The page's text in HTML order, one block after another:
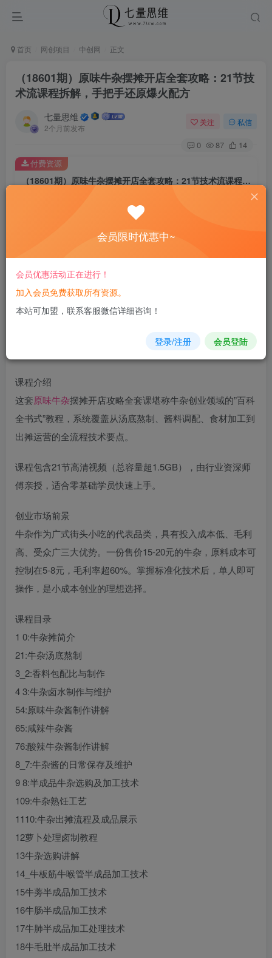
首页 网创项目 中创网 正文
（18601期）原味牛杂摆摊开店全套攻略：21节技
术流课程拆解，手把手还原爆火配方
七量思维
2个月前发布
关注 私信
0 87 14
（18601期）原味牛杂摆摊开店全套攻略：21节技术流课程拆解，手把手还原爆火配方
8.8
免费
您当前未登录！建议登陆后购买，可保存购买订单
付费资源
课程介绍
这套原味牛杂摆摊开店攻略全套课堪称牛杂创业领域的”百科
全书式”教程，系统覆盖从汤底熬制、酱料调配、食材加工到
出摊运营的全流程技术要点。
课程包含21节高清视频（总容量超1.5GB），由行业资深师
傅亲授，适合零基础学员快速上手。
创业市场前景
牛杂作为广式街头小吃的代表品类，具有投入成本低、毛利
高、受众广三大优势。一份售价15-20元的牛杂，原料成本可
控制在5-8元，毛利率超60%。掌握标准化技术后，单人即可
操作，是小成本创业的理想选择。
课程目录
1 0:牛杂摊简介
21:牛杂汤底熬制
3_2:香料包配比与制作
4 3:牛杂卤水制作与维护
54:原味牛杂酱制作讲解
65:咸辣牛杂酱
76:酸辣牛杂酱制作讲解
8_7:牛杂酱的日常保存及维护
9 8:半成品牛杂选购及加工技术
109:牛杂熟饪工艺
1110:牛杂出摊流程及成品展示
12萝卜处理卤制教程
13牛杂选购讲解
14_牛板筋牛喉管半成品加工技术
15牛蒡半成品加工技术
16牛肠半成品加工技术
17牛肺半成品加工处理技术
18牛毛肚半成品加工技术
会员限时优惠中~
会员优惠活动正在进行！
加入会员免费获取所有资源。
本站可加盟，联系客服微信详细咨询！
登录/注册 会员登陆